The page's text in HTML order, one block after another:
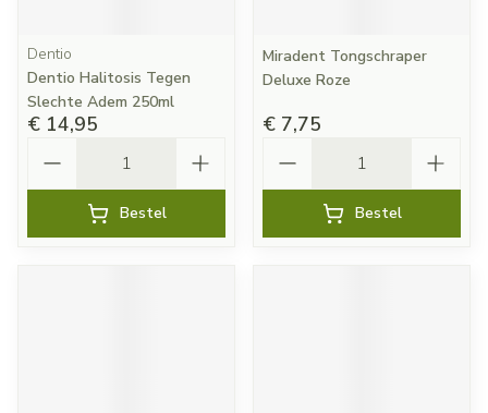
Dentio
Dentio Halitosis Tegen
Slechte Adem 250ml
€ 14,95
Bestel
Miradent Tongschraper
Deluxe Roze
€ 7,75
Bestel